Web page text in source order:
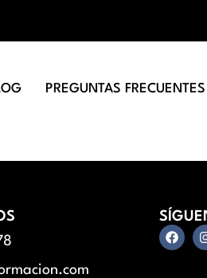
PREGUNTAS FRECUENTES